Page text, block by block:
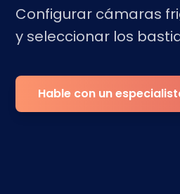
Configurar cámaras
y seleccionar los
Hable con un